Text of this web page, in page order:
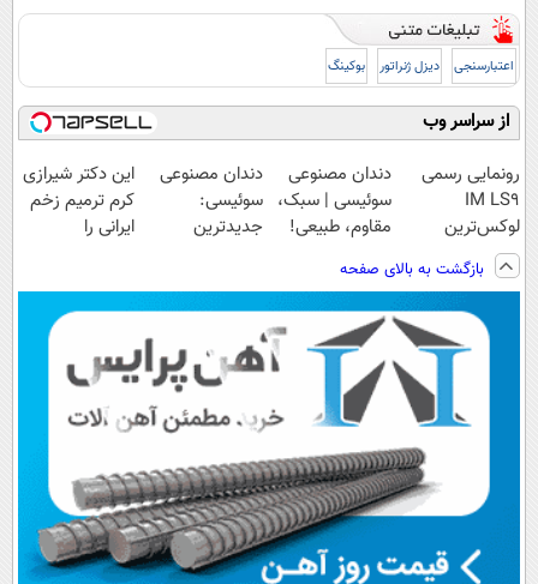
اعتبارسنجی دیزل ژنراتور بوکینگ
از سراسر وب
رونمایی رسمی
IM LS9
لوکس‌ترین
EREV در ایران
دندان مصنوعی
سوئیسی | سبک،
مقاوم، طبیعی!
رایگان+پرداخت
اقساطی😍
دندان مصنوعی
سوئیسی:
جدیدترین
پرداخت قسطی
این دکتر شیرازی
کرم ترمیم زخم
ایرانی را
بازگشت به بالای صفحه